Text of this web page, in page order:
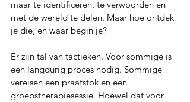
maar te identificeren, te verwoorden en
met de wereld te delen. Maar hoe ontdek
je die, en waar begin je?
Er zijn tal van tactieken. Voor sommige is
een langdurig proces nodig. Sommige
vereisen een praatstok en een
groepstherapiesessie. Hoewel dat voor